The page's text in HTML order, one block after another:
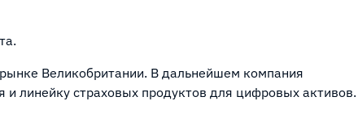
Великобритании. В дальнейшем компания
и линейку страховых продуктов для цифровых активов.